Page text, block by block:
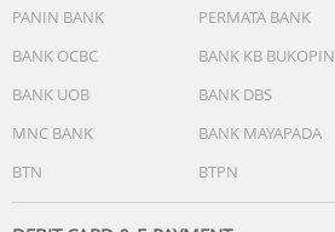
PANIN BANK
PERMATA BANK
BANK OCBC
BANK KB BUKOPIN
BANK UOB
BANK DBS
MNC BANK
BANK MAYAPADA
BTN
BTPN